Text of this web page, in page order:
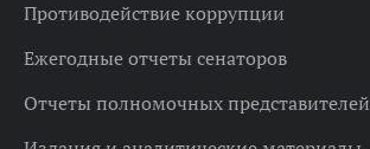
Противодействие коррупции
Ежегодные отчеты сенаторов
Отчеты полномочных представителей